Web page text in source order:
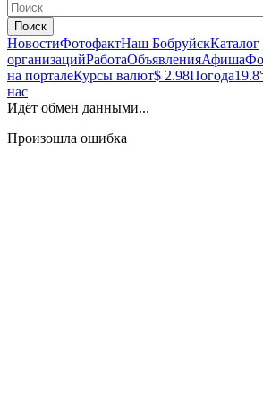
Поиск
НовостиФотофактНаш БобруйскКаталог
организацийРаботаОбъявленияАфиша
на порталеКурсы валют$ 2.98Погода
нас
Идёт обмен данными...
Произошла ошибка